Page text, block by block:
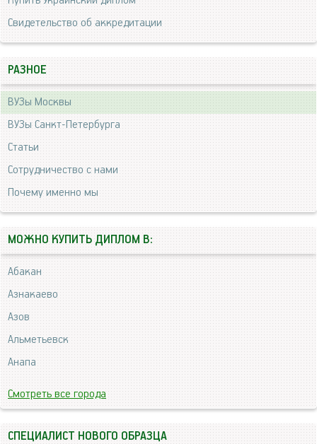
Свидетельство об аккредитации
РАЗНОЕ
ВУЗы Москвы
ВУЗы Санкт-Петербурга
Статьи
Сотрудничество с нами
Почему именно мы
МОЖНО КУПИТЬ ДИПЛОМ В:
Абакан
Азнакаево
Азов
Альметьевск
Анапа
Смотреть все города
СПЕЦИАЛИСТ НОВОГО ОБРАЗЦА